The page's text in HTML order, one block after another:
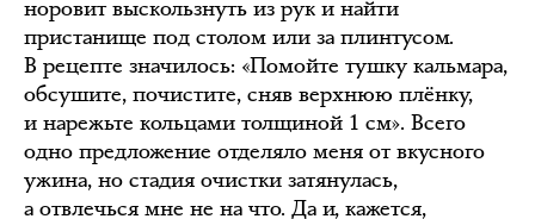
норовит выскользнуть из рук и найти
пристанище под столом или за плинтусом.
В рецепте значилось: «Помойте тушку кальмара,
обсушите, почистите, сняв верхнюю плёнку,
и нарежьте кольцами толщиной 1 см». Всего
одно предложение отделяло меня от вкусного
ужина, но стадия очистки затянулась,
а отвлечься мне не на что. Да и, кажется,